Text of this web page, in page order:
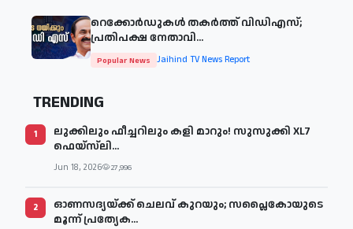
റെക്കോർഡുകൾ തകർത്ത് വിഡിഎസ്;
പ്രതിപക്ഷ നേതാവി...
Popular News Jaihind TV News Report
TRENDING
1
ലുക്കിലും ഫീച്ചറിലും കളി മാറും! സുസുക്കി XL7
ഫെയ്‌സ്‌ലി...
Jun 18, 2026 27,996
2
ഓണസദ്യയ്ക്ക് ചെലവ് കുറയും; സപ്ലൈകോയുടെ
മൂന്ന് പ്രത്യേക...